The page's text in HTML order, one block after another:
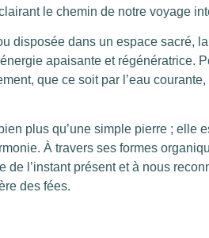
le chemin de notre voyage
disposée dans un espace sacré,
apaisante et régénératrice.
que ce soit par l’eau
plus qu’une simple pierre ; elle
À travers ses formes
l’instant présent et à nous
des fées.